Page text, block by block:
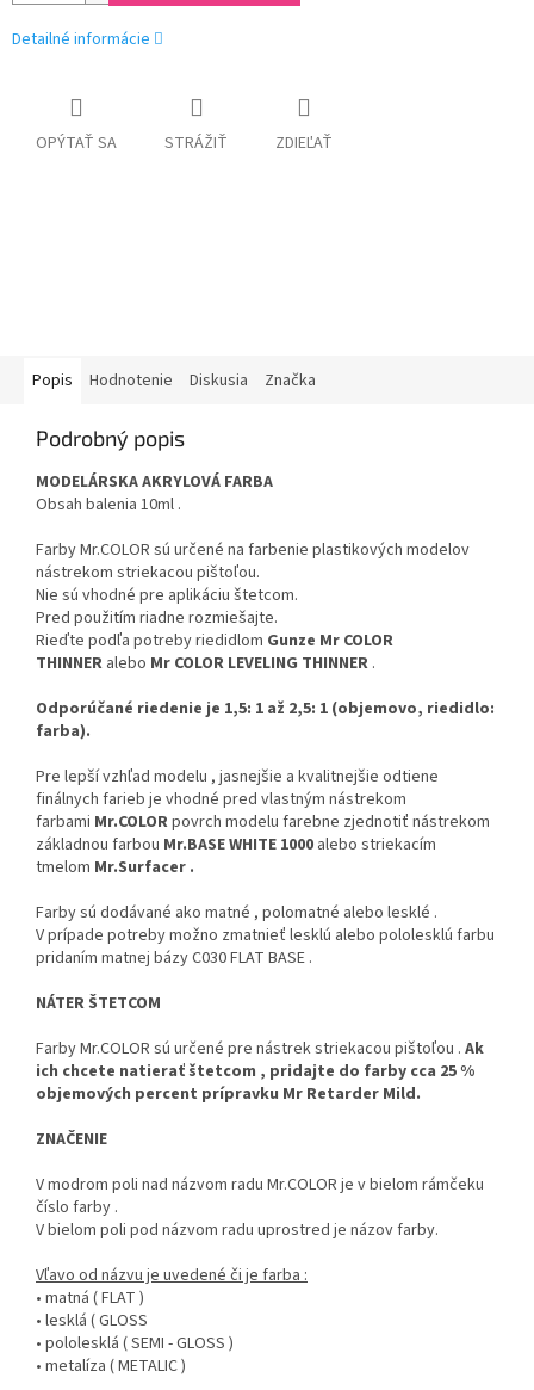
Detailné informácie
OPÝTAŤ SA STRÁŽIŤ ZDIEĽAŤ
Popis Hodnotenie Diskusia Značka
Podrobný popis
MODELÁRSKA AKRYLOVÁ FARBA
Obsah balenia 10ml .
Farby Mr.COLOR sú určené na farbenie plastikových modelov
nástrekom striekacou pištoľou.
Nie sú vhodné pre aplikáciu štetcom.
Pred použitím riadne rozmiešajte.
Rieďte podľa potreby riedidlom Gunze Mr COLOR
THINNER alebo Mr COLOR LEVELING THINNER .
Odporúčané riedenie je 1,5: 1 až 2,5: 1 (objemovo, riedidlo:
farba).
Pre lepší vzhľad modelu , jasnejšie a kvalitnejšie odtiene
finálnych farieb je vhodné pred vlastným nástrekom
farbami Mr.COLORpovrch modelu farebne zjednotiť nástrekom
základnou farbou Mr.BASE WHITE 1000 alebo striekacím
tmelom Mr.Surfacer .
Farby sú dodávané ako matné , polomatné alebo lesklé .
V prípade potreby možno zmatnieť lesklú alebo pololesklú farbu
pridaním matnej bázy C030 FLAT BASE .
NÁTER ŠTETCOM
Farby Mr.COLOR sú určené pre nástrek striekacou pištoľou . Ak
ich chcete natierať štetcom , pridajte do farby cca 25 %
objemových percent prípravku Mr Retarder Mild.
ZNAČENIE
V modrom poli nad názvom radu Mr.COLOR je v bielom rámčeku
číslo farby .
V bielom poli pod názvom radu uprostred je názov farby.
Vľavo od názvu je uvedené či je farba :
• matná ( FLAT )
• lesklá ( GLOSS
• pololesklá ( SEMI - GLOSS )
• metalíza ( METALIC )